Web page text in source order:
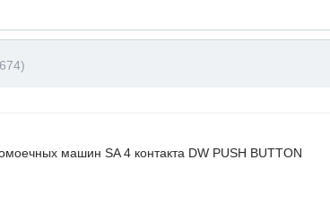
машин SA 4 контакта DW PUSH BUTTON